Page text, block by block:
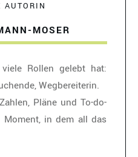
MOSER
AUTORIN
Rollen gelebt hat:
Wegbereiterin.
Pläne und To-do-
in dem all das